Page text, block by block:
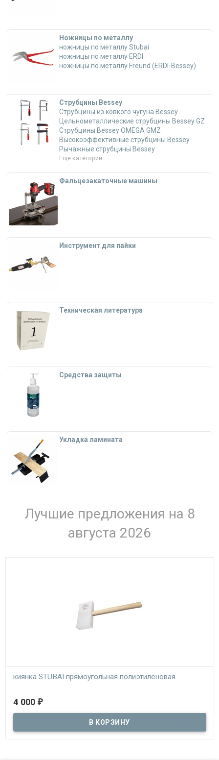
Ножницы по металлу
ножницы по металлу Stubai
ножницы по металлу ERDI
ножницы по металлу Freund (ERDI-Bessey)
Струбцины Bessey
Струбцины из ковкого чугуна Bessey
Цельнометаллические струбцины Bessey GZ
Струбцины Bessey OMEGA GMZ
Высокоэффективные струбцины Bessey
Рычажные струбцины Bessey
Еще категории...
Фальцезакаточные машины
Инструмент для пайки
Техническая литература
Средства защиты
Укладка ламината
Лучшие предложения на 8
августа 2026
киянка STUBAI прямоугольная полиэтиленовая
кровельным металлом и жестью
4 000 ₽